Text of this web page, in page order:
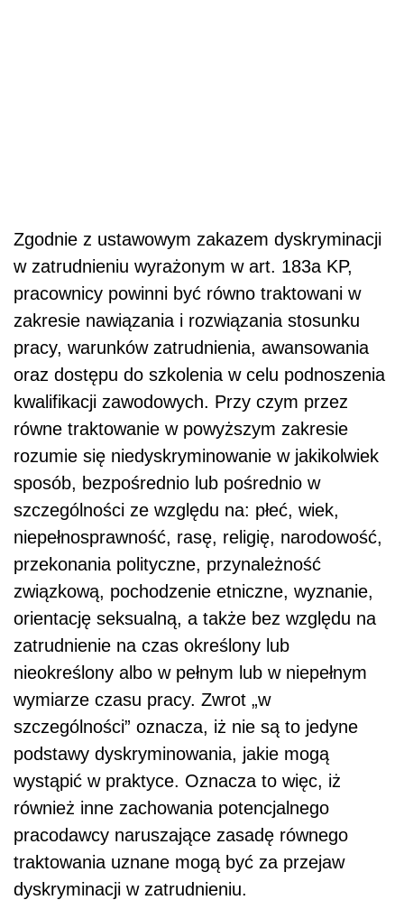
Zgodnie z ustawowym zakazem dyskryminacji
w zatrudnieniu wyrażonym w art. 183a KP,
pracownicy powinni być równo traktowani w
zakresie nawiązania i rozwiązania stosunku
pracy, warunków zatrudnienia, awansowania
oraz dostępu do szkolenia w celu podnoszenia
kwalifikacji zawodowych. Przy czym przez
równe traktowanie w powyższym zakresie
rozumie się niedyskryminowanie w jakikolwiek
sposób, bezpośrednio lub pośrednio w
szczególności ze względu na: płeć, wiek,
niepełnosprawność, rasę, religię, narodowość,
przekonania polityczne, przynależność
związkową, pochodzenie etniczne, wyznanie,
orientację seksualną, a także bez względu na
zatrudnienie na czas określony lub
nieokreślony albo w pełnym lub w niepełnym
wymiarze czasu pracy. Zwrot „w
szczególności” oznacza, iż nie są to jedyne
podstawy dyskryminowania, jakie mogą
wystąpić w praktyce. Oznacza to więc, iż
również inne zachowania potencjalnego
pracodawcy naruszające zasadę równego
traktowania uznane mogą być za przejaw
dyskryminacji w zatrudnieniu.